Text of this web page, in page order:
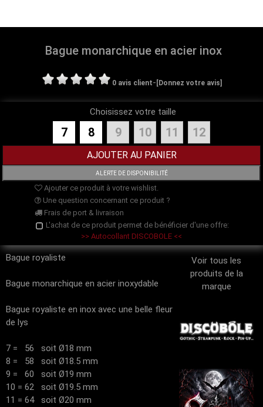
Bague monarchique en acier inox
0 avis client- [Donnez votre avis]
Choisissez votre taille
7 8 9 10 11 12
Ajouter ce produit à votre wishlist.
Une question concernant ce produit ?
Frais de port & livraison
L'achat de ce produit permet de bénéficier d'une offre:
>> Autocollant DISCOBOLE <<
Voir tous les
produits de la
marque
Bague royaliste
Bague monarchique en acier inoxydable
Bague royaliste en inox avec une belle fleur
de lys
7 = 56 soit Ø18 mm
8 = 58 soit Ø18.5 mm
9 = 60 soit Ø19 mm
10 = 62 soit Ø19.5 mm
11 = 64 soit Ø20 mm